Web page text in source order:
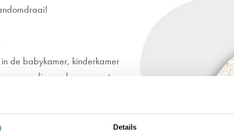
Details
de babykamer, kinderkamer
eenvoudig op de muur met
krijgt de
staat?